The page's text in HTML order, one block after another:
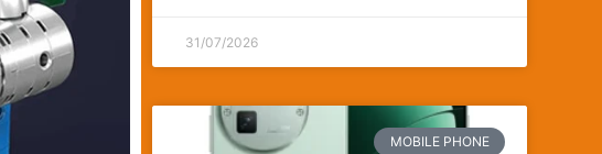
31/07/2026
MOBILE PHONE